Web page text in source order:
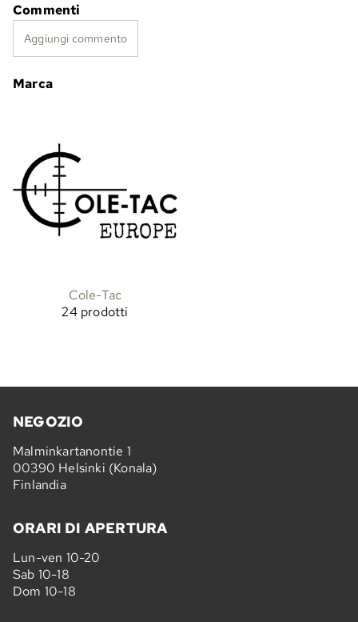
Commenti
Aggiungi commento
Marca
Cole-Tac
24 prodotti
NEGOZIO
Malminkartanontie 1
00390 Helsinki (Konala)
Finlandia
ORARI DI APERTURA
Lun-ven 10-20
Sab 10-18
Dom 10-18